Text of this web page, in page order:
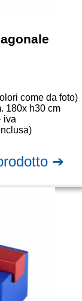
come da foto)
180x h30 cm
iva
➔